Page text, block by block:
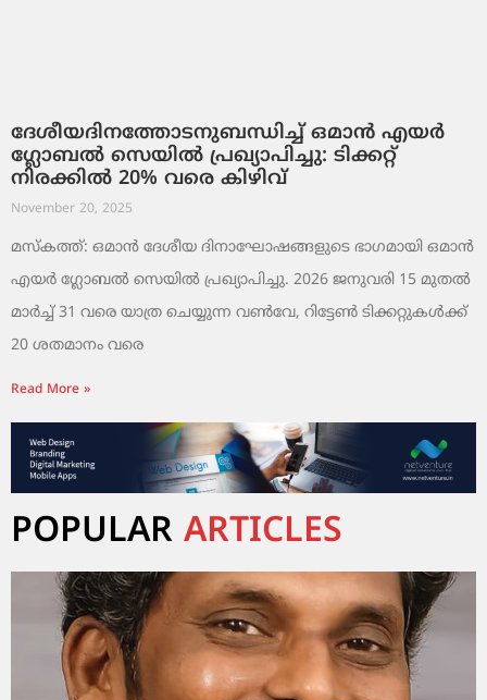
ദേശീയദിനത്തോടനുബന്ധിച്ച് ഒമാൻ എയർ
ഗ്ലോബൽ സെയിൽ പ്രഖ്യാപിച്ചു: ടിക്കറ്റ്
നിരക്കിൽ 20% വരെ കിഴിവ്
November 20, 2025
മസ്‌കത്ത്: ഒമാൻ ദേശീയ ദിനാഘോഷങ്ങളുടെ ഭാഗമായി ഒമാൻ
എയർ ഗ്ലോബൽ സെയിൽ പ്രഖ്യാപിച്ചു. 2026 ജനുവരി 15 മുതൽ
മാർച്ച് 31 വരെ യാത്ര ചെയ്യുന്ന വൺവേ, റിട്ടേൺ ടിക്കറ്റുകൾക്ക്
20 ശതമാനം വരെ
Read More »
POPULAR ARTICLES